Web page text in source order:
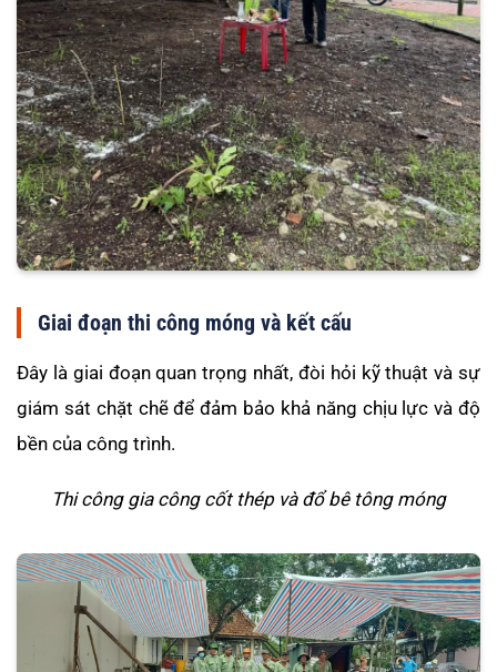
Giai đoạn thi công móng và kết cấu
Đây là giai đoạn quan trọng nhất, đòi hỏi kỹ thuật và sự
giám sát chặt chẽ để đảm bảo khả năng chịu lực và độ
bền của công trình.
Thi công gia công cốt thép và đổ bê tông móng